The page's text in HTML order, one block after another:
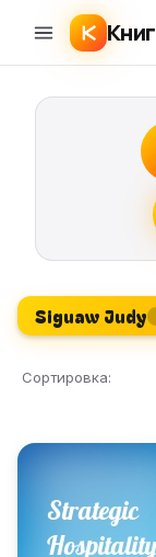
Книг
Siguaw Judy
Сортировка: